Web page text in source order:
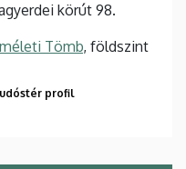
körút 98.
Tömb, földszint
profil